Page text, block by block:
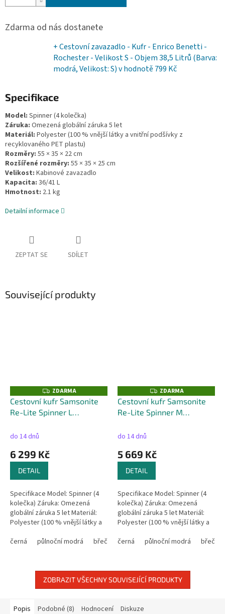
Zdarma od nás dostanete
+ Cestovní zavazadlo - Kufr - Enrico Benetti -
Rochester - Velikost S - Objem 38,5 Litrů (Barva:
modrá, Velikost: S)v hodnotě 799 Kč
Specifikace
Model: Spinner (4 kolečka)
Záruka: Omezená globální záruka 5 let
Materiál: Polyester (100 % vnější látky a vnitřní podšívky z
recyklovaného PET plastu)
Rozměry: 55 × 35 × 22 cm
Rozšířené rozměry: 55 × 35 × 25 cm
Velikost: Kabinové zavazadlo
Kapacita: 36/41 L
Hmotnost: 2.1 kg
Detailní informace
ZEPTAT SE SDÍLET
Související produkty
Z
D
A
R
ZDARMA
Cestovní kufr Samsonite
Re-Lite Spinner L
zdarma
do 14 dnů
6 299 Kč
DETAIL
Specifikace Model: Spinner (4
kolečka) Záruka: Omezená
globální záruka 5 let Materiál:
Polyester (100 % vnější látky a
recyklovaného PET plastu)
černá půlnoční modrá břečťanová zelená capri modrá
Z
D
A
R
ZDARMA
Cestovní kufr Samsonite
Re-Lite Spinner M
zdarma
do 14 dnů
5 669 Kč
DETAIL
Specifikace Model: Spinner (4
kolečka) Záruka: Omezená
globální záruka 5 let Materiál:
Polyester (100 % vnější látky a
recyklovaného PET plastu)
černá půlnoční modrá
ZOBRAZIT VŠECHNY SOUVISEJÍCÍ PRODUKTY
Popis Podobné (8) Hodnocení Diskuze